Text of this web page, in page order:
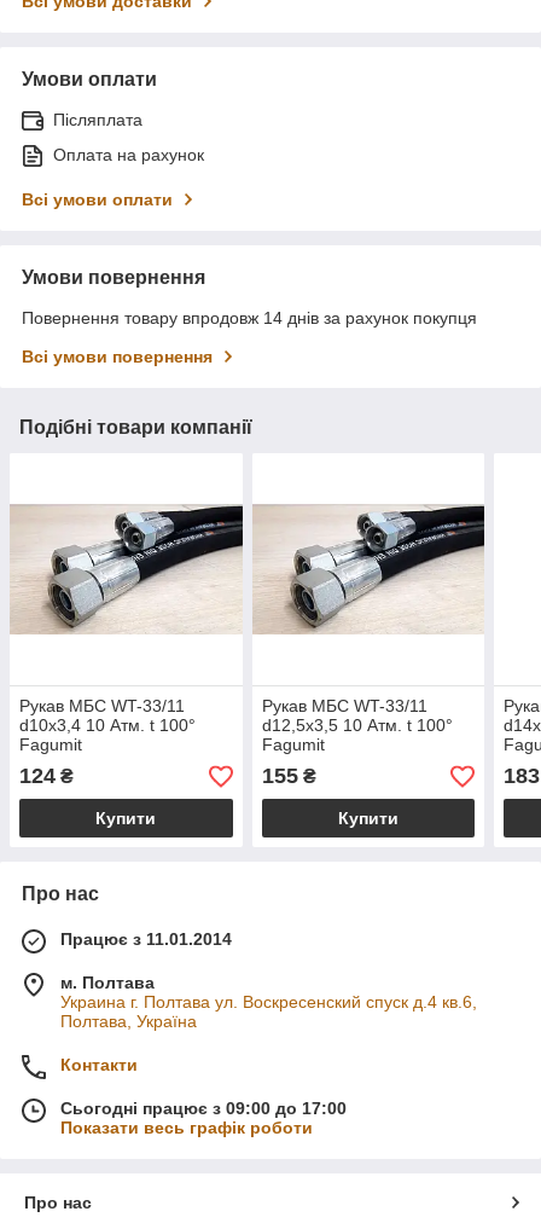
Умови оплати
Післяплата
Оплата на рахунок
Всі умови оплати
Умови повернення
Повернення товару впродовж 14 днів за рахунок покупця
Всі умови повернення
Подібні товари компанії
Рукав МБС WT-33/11
d10x3,4 10 Атм. t 100°
Fagumit
124 ₴
Купити
Рукав МБС WT-33/11
d12,5x3,5 10 Атм. t 100°
Fagumit
155₴
Купити
183
Про нас
Працює з 11.01.2014
м. Полтава
Украина г. Полтава ул. Воскресенский спуск д.4 кв.6,
Полтава, Україна
Контакти
Сьогодні працює з 09:00 до 17:00
Показати весь графік роботи
Про нас